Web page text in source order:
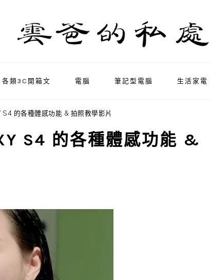
各類3C開箱文 電腦 筆記型電腦 生活家電
的各種體感功能 & 拍照教學影片
S4 的各種體感功能 &